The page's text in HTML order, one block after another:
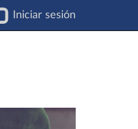
Iniciar sesión